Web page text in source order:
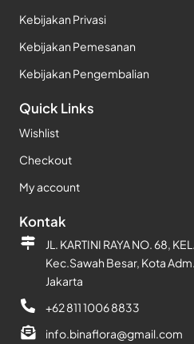
Kebijakan Privasi
Kebijakan Pemesanan
Kebijakan Pengembalian
Quick Links
Wishlist
Checkout
My account
Kontak
JL. KARTINI RAYA NO. 68,
Kec.Sawah Besar, Kota
Jakarta
+62 811 1006 8833
info.binaflora@gmail.com